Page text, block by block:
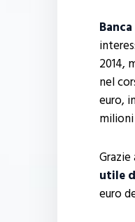
2014,
nel
euro,
utile
euro